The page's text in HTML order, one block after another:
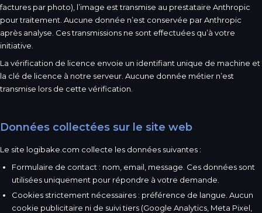
factures par photo), l’image est transmise au prestataire Anthropic
pour traitement. Aucune donnée n’est conservée par Anthropic
après analyse. Ces transmissions ne sont effectuées qu’à votre
initiative.
La vérification de licence envoie un identifiant unique de machine et
la clé de licence à notre serveur. Aucune donnée métier n’est
transmise lors de cette vérification.
Données collectées sur le site web
Le site logibake.com collecte les données suivantes :
Formulaire de contact : nom, email, message. Ces données sont
utilisées uniquement pour répondre à votre demande.
Cookies strictement nécessaires : préférence de langue. Aucun
cookie publicitaire ni de suivi tiers (Google Analytics, Meta Pixel,